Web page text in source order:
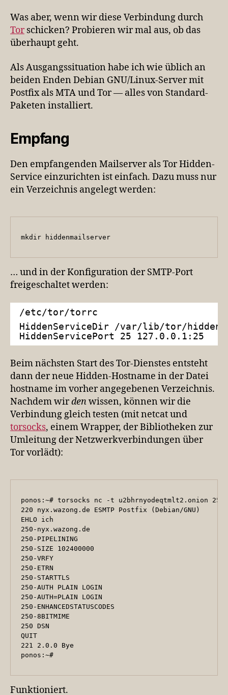
Was aber, wenn wir diese Verbindung durch
Tor schicken? Probieren wir mal aus, ob das
überhaupt geht.
Als Ausgangssituation habe ich wie üblich an
beiden Enden Debian GNU/Linux-Server mit
Postfix als MTA und Tor — alles von Standard-
Paketen installiert.
Empfang
Den empfangenden Mailserver als Tor Hidden-
Service einzurichten ist einfach. Dazu muss nur
ein Verzeichnis angelegt werden:
mkdir hiddenmailserver
… und in der Konfiguration der SMTP-Port
freigeschaltet werden:
/etc/tor/torrc
HiddenServiceDir /var/lib/tor/
HiddenServicePort 25 127.0.0.1:25
Beim nächsten Start des Tor-Dienstes entsteht
dann der neue Hidden-Hostname in der Datei
hostname im vorher angegebenen Verzeichnis.
Nachdem wirdenwissen, können wir die
Verbindung gleich testen (mit netcat und
torsocks, einem Wrapper, der Bibliotheken zur
Umleitung der Netzwerkverbindungen über
Tor vorlädt):
ponos:~# torsocks nc -t u2bhrnyodeqtmlt2.onion 25
220 nyx.wazong.de ESMTP Postfix (Debian/GNU)
EHLO ich
250-nyx.wazong.de
250-PIPELINING
250-SIZE 102400000
250-VRFY
250-ETRN
250-STARTTLS
250-AUTH PLAIN LOGIN
250-AUTH=PLAIN LOGIN
250-ENHANCEDSTATUSCODES
250-8BITMIME
250 DSN
QUIT
221 2.0.0 Bye
Funktioniert.